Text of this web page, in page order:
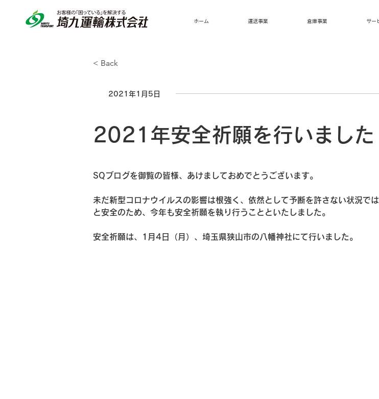
ホーム 運送事業 倉庫事業 サー
< Back
2021年1月5日
2021年安全祈願を行いました
SQブログを御覧の皆様、あけましておめでとうございます。
未だ新型コロナウイルスの影響は根強く、依然として予断を許さない状況で
と安全のため、今年も安全祈願を執り行うことといたしました。
安全祈願は、1月4日（月）、埼玉県狭山市の八幡神社にて行いました。